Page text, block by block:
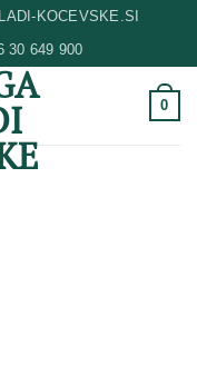
KOCEVSKE.SI
30 649 900
0